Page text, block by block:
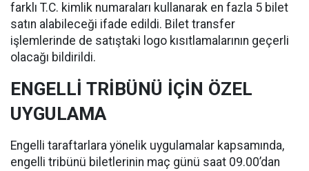
farklı T.C. kimlik numaraları kullanarak en fazla 5 bilet
satın alabileceği ifade edildi. Bilet transfer
işlemlerinde de satıştaki logo kısıtlamalarının geçerli
olacağı bildirildi.
ENGELLİ TRİBÜNÜ İÇİN ÖZEL
UYGULAMA
Engelli taraftarlara yönelik uygulamalar kapsamında,
engelli tribünü biletlerinin maç günü saat 09.00’dan